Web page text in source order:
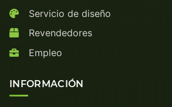
Servicio de diseño
Revendedores
Empleo
INFORMACIÓN